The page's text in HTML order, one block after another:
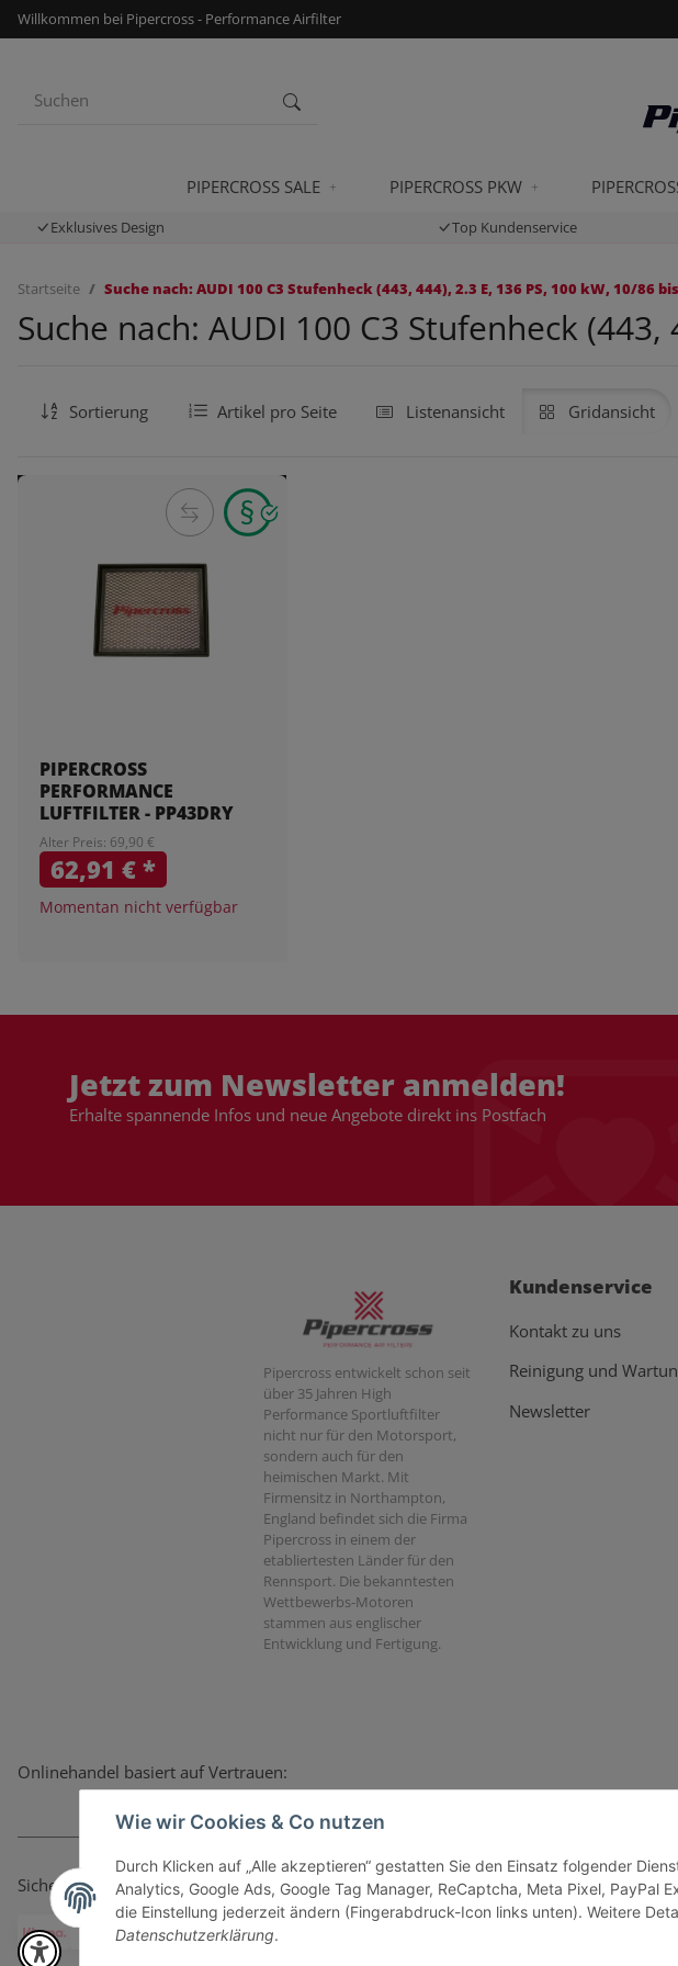
Wie wir Cookies & Co nutzen
Durch Klicken auf „Alle akzeptieren“ gestatten Sie den Einsatz folgender
Analytics, Google Ads, Google Tag Manager, ReCaptcha, Meta Pixel, PayPal
die Einstellung jederzeit ändern (Fingerabdruck-Icon links unten). Weitere
Datenschutzerklärung.
Willkommen bei Pipercross - Performance Airfilter
PIPERCROSS SALE PIPERCROSS PKW
Exklusives Design Top Kundenservice
Startseite Suche nach: AUDI 100 C3 Stufenheck (443, 444), 2.3 E, 136 PS, 100 kW, 10/86
Suche nach: AUDI 100 C3 Stufenheck
Sortierung Artikel pro Seite Listenansicht Gridansicht
PIPERCROSS
PERFORMANCE
LUFTFILTER - PP43DRY
Alter Preis: 69,90 €
62,91 €*
Momentan nicht verfügbar
Jetzt zum Newsletter anmelden!
Erhalte spannende Infos und neue Angebote direkt ins Postfach
Pipercross entwickelt schon seit
über 35 Jahren High
Performance Sportluftfilter
nicht nur für den Motorsport,
sondern auch für den
heimischen Markt. Mit
Firmensitz in Northampton,
England befindet sich die Firma
Pipercross in einem der
etabliertesten Länder für den
Rennsport. Die bekanntesten
Wettbewerbs-Motoren
stammen aus englischer
Entwicklung und Fertigung.
Kundenservice
Kontakt zu uns
Reinigung und
Newsletter
Onlinehandel basiert auf Vertrauen:
Sicher bezahlen via: